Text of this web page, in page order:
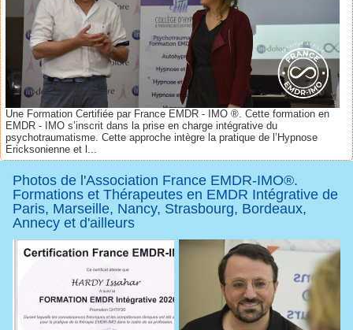
Une Formation Certifiée par France EMDR - IMO ®. Cette formation en
EMDR - IMO s’inscrit dans la prise en charge intégrative du
psychotraumatisme. Cette approche intègre la pratique de l’Hypnose
Ericksonienne et l...
Photos de l'Association France EMDR-IMO®.
Formations et Thérapeutes en EMDR Intégrative de
Paris, Marseille, Nancy, Strasbourg, Bordeaux,
Annecy et d'ailleurs